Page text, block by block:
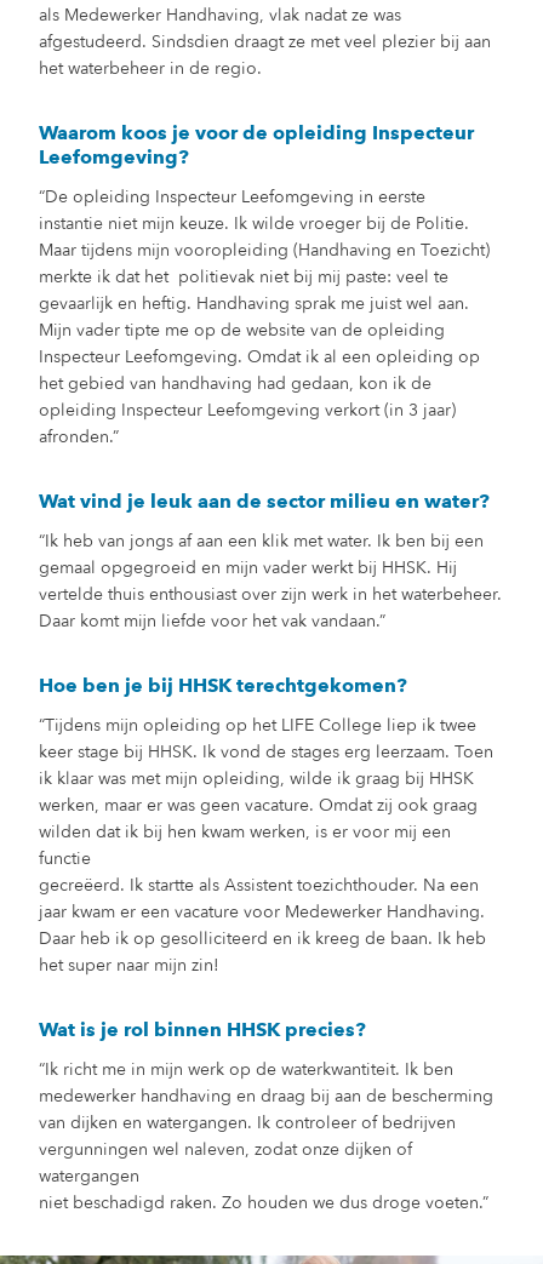
als Medewerker Handhaving, vlak nadat ze was
afgestudeerd. Sindsdien draagt ze met veel plezier bij aan
het waterbeheer in de regio.
Waarom koos je voor de opleiding Inspecteur
Leefomgeving?
“De opleiding Inspecteur Leefomgeving in eerste
instantie niet mijn keuze. Ik wilde vroeger bij de Politie.
Maar tijdens mijn vooropleiding (Handhaving en Toezicht)
merkte ik dat het politievak niet bij mij paste: veel te
gevaarlijk en heftig. Handhaving sprak me juist wel aan.
Mijn vader tipte me op de website van de opleiding
Inspecteur Leefomgeving. Omdat ik al een opleiding op
het gebied van handhaving had gedaan, kon ik de
opleiding Inspecteur Leefomgeving verkort (in 3 jaar)
afronden.”
Wat vind je leuk aan de sector milieu en water?
“Ik heb van jongs af aan een klik met water. Ik ben bij een
gemaal opgegroeid en mijn vader werkt bij HHSK. Hij
vertelde thuis enthousiast over zijn werk in het waterbeheer.
Daar komt mijn liefde voor het vak vandaan.”
Hoe ben je bij HHSK terechtgekomen?
“Tijdens mijn opleiding op het LIFE College liep ik twee
keer stage bij HHSK. Ik vond de stages erg leerzaam. Toen
ik klaar was met mijn opleiding, wilde ik graag bij HHSK
werken, maar er was geen vacature. Omdat zij ook graag
wilden dat ik bij hen kwam werken, is er voor mij een
functie
gecreëerd. Ik startte als Assistent toezichthouder. Na een
jaar kwam er een vacature voor Medewerker Handhaving.
Daar heb ik op gesolliciteerd en ik kreeg de baan. Ik heb
het super naar mijn zin!
Wat is je rol binnen HHSK precies?
“Ik richt me in mijn werk op de waterkwantiteit. Ik ben
medewerker handhaving en draag bij aan de bescherming
van dijken en watergangen. Ik controleer of bedrijven
vergunningen wel naleven, zodat onze dijken of
watergangen
niet beschadigd raken. Zo houden we dus droge voeten.”